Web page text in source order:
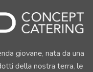
giovane, nata da una
della nostra terra, le